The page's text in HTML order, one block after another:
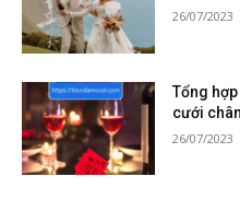
26/07/2023
Tổng
cưới
26/07/2023